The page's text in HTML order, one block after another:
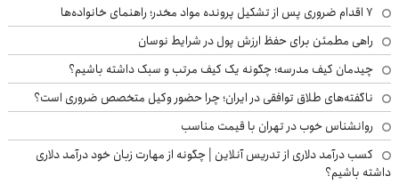
۷ اقدام ضروری پس از تشکیل پرونده مواد مخدر؛ راهنمای خانواده‌ها
راهی مطمئن برای حفظ ارزش پول در شرایط نوسان
چیدمان کیف مدرسه؛ چگونه یک کیف مرتب و سبک داشته باشیم؟
ناگفته‌های طلاق توافقی در ایران؛ چرا حضور وکیل متخصص ضروری است؟
روانشناس خوب در تهران با قیمت مناسب
کسب درآمد دلاری از تدریس آنلاین | چگونه از مهارت زبان خود درآمد دلاری
داشته باشیم؟